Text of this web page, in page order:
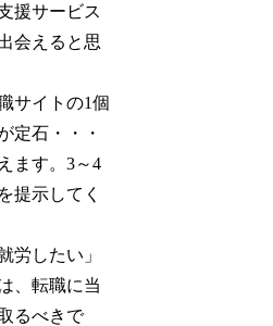
援サービス
会えると思
サイトの1個
定石・・・
ます。3～4
提示してく
労したい」
、転職に当
るべきで